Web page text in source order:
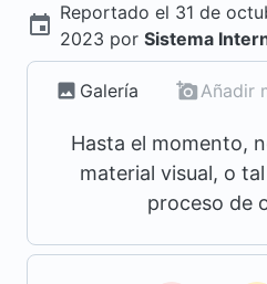
Reportado el 31 de
2023 por Sistema
Galería Añadir
Hasta el momento,
material visual, o
proceso de